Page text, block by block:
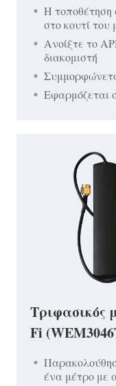
Η τοποθέτηση
στο κουτί του
Ανοίξτε το
διακομιστή
Εφαρμόζεται
Τριφασικός
Fi
ένα μέτρο με